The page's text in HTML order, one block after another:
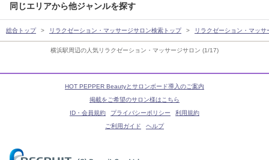
横浜駅周辺の人気リラクゼーション・マッサージサロン (1/17)
同じエリアから他ジャンルを探す
総合トップ リラクゼーション・マッサージサロン検索トップ リラクゼーション・マッ
HOT PEPPER Beautyとサロンボード導入のご案内
掲載をご希望のサロン様はこちら
ID・会員規約
プライバシーポリシー
利用規約
ご利用ガイド
ヘルプ